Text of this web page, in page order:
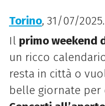
Torino, 31/07/2025.
Il primo weekend
un ricco
resta in città o
belle giornate per